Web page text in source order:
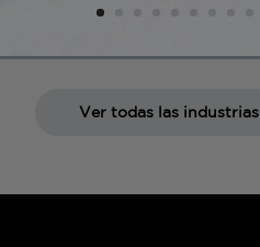
Ver todas las industrias